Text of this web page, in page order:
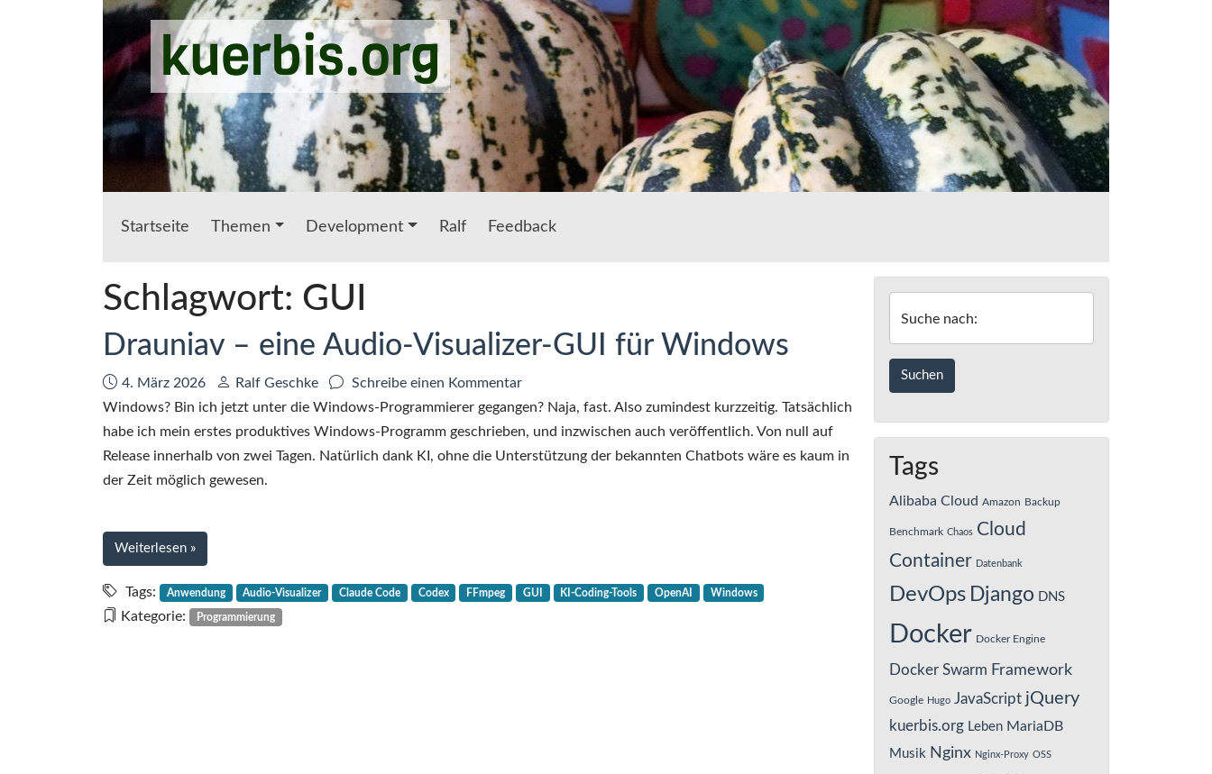
Zum Hauptinhalt springenkuerbis.org
Startseite Themen Development Ralf Feedback
Schlagwort: GUI
Drauniav – eine Audio-Visualizer-GUI für Windows
Datum:
4. März 2026 Autor:
Ralf Geschke Schreibe einen Kommentarzu
Drauniav
–
eine
Windows? Bin ich jetzt unter die Windows-Programmierer gegangen? Naja, fast. Also zumindest kurzzeitig. Tatsächlich
habe ich mein erstes produktives Windows-Programm geschrieben, und inzwischen auch veröffentlich. Von null auf
Release innerhalb von zwei Tagen. Natürlich dank KI, ohne die Unterstützung der bekannten Chatbots wäre es kaum in
der Zeit möglich gewesen.
Weiterlesen bei
Drauniav
–
eine
»
Tags: Anwendung Audio-Visualizer Claude Code Codex FFmpeg GUI KI-Coding-Tools OpenAI Windows
Kategorie: Programmierung
Suche nach:
Tags
Alibaba Cloud Amazon Backup
Benchmark Chaos Cloud
Container Datenbank
DevOps Django DNS
Docker Docker Engine
Docker Swarm Framework
Google Hugo JavaScript jQuery
kuerbis.org Leben MariaDB
Musik Nginx Nginx-Proxy OSS